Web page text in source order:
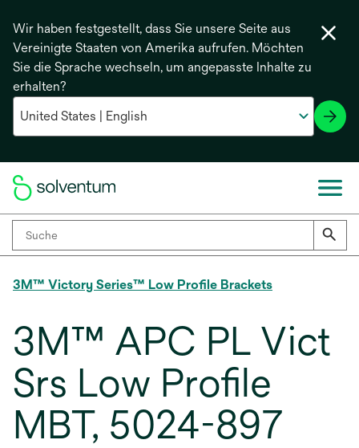
Wir haben festgestellt, dass Sie unsere Seite aus
Vereinigte Staaten von Amerika aufrufen. Möchten
Sie die Sprache wechseln, um angepasste Inhalte zu
erhalten?
3M™ Victory Series™ Low Profile Brackets
3M™ APC PL Vict
Srs Low Profile
MBT, 5024-897